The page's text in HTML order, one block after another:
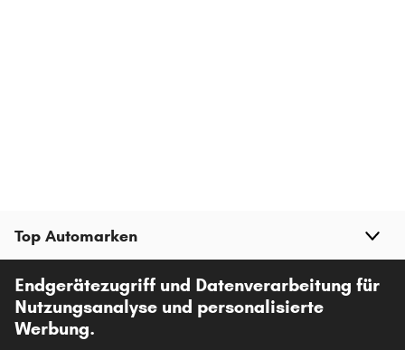
Top Automarken
Top Produkte
Mehr von kfzteile.com
Endgerätezugriff und Datenverarbeitung für
Nutzungsanalyse und personalisierte
Werbung.